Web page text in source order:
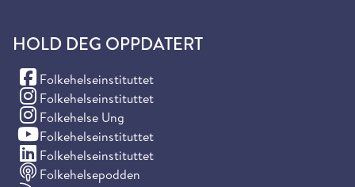
HOLD DEG OPPDATERT
Folkehelseinstituttet
(Facebook)
Folkehelseinstituttet
(Instagram)
Folkehelse Ung
(Instagram)
Folkehelseinstituttet
(YouTube)
Folkehelseinstituttet
(LinkedIn)
Folkehelsepodden